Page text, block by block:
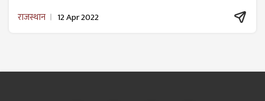
राजस्थान 12 Apr 2022